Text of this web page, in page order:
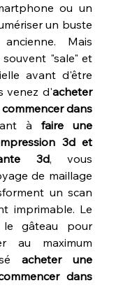
ou un
un buste
Mais
"sale" et
avant d'être
venez d'acheter
dans
à faire une
3d et
3d, vous
de maillage
un scan
imprimable. Le
gâteau pour
au maximum
acheter une
dans